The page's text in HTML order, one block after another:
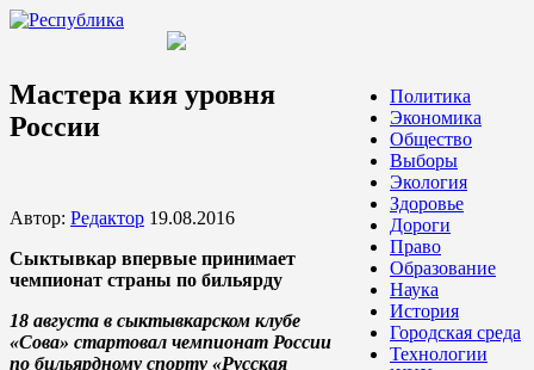
Политика
Экономика
Общество
Выборы
Экология
Здоровье
Дороги
Право
Образование
Наука
История
Городская среда
Технологии
Мастера кия уровня
России
Автор: Редактор 19.08.2016
Сыктывкар впервые принимает
чемпионат страны по бильярду
18 августа в сыктывкарском клубе
«Сова» стартовал чемпионат России
по бильярдному спорту «Русская